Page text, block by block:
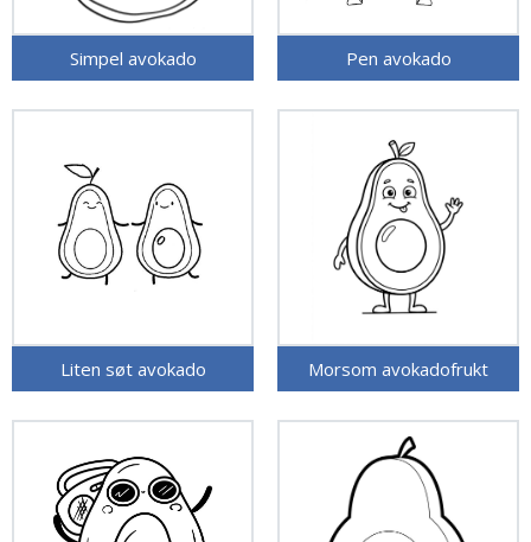
Simpel avokado Pen avokado
Liten søt avokado Morsom avokadofrukt